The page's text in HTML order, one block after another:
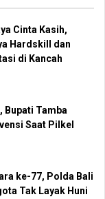
Cinta Kasih,
Hardskill dan
di Kancah
Bupati Tamba
Saat Pilkel
ke-77, Polda Bali
Tak Layak Huni